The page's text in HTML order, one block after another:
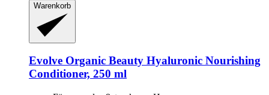
Warenkorb
Evolve Organic Beauty Hyaluronic Nourishing
Conditioner, 250 ml